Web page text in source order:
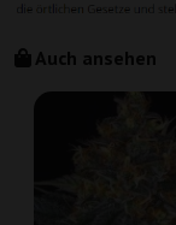
Auch ansehen